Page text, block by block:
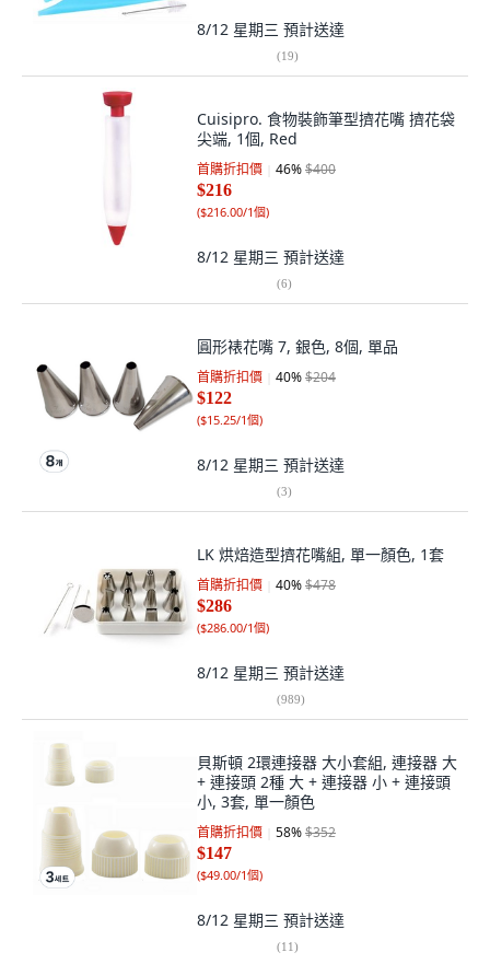
8/12 星期三 預計送達
(19)
Cuisipro. 食物裝飾筆型擠花嘴 擠花袋
尖端, 1個, Red
首購折扣價 46%$400
$216
($216.00/1個)
8/12 星期三 預計送達
(6)
圓形裱花嘴 7, 銀色, 8個, 單品
首購折扣價 40%$204
$122
($15.25/1個)
8/12 星期三 預計送達
(3)
LK 烘焙造型擠花嘴組, 單一顏色, 1套
首購折扣價 40%$478
$286
($286.00/1個)
8/12 星期三 預計送達
(989)
貝斯頓 2環連接器 大小套組, 連接器 大
+ 連接頭 2種 大 + 連接器 小 + 連接頭
小, 3套, 單一顏色
首購折扣價 58%$352
$147
($49.00/1個)
8/12 星期三 預計送達
(11)